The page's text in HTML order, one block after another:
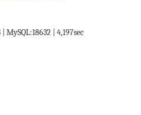
MySQL:18632 | 4,197sec